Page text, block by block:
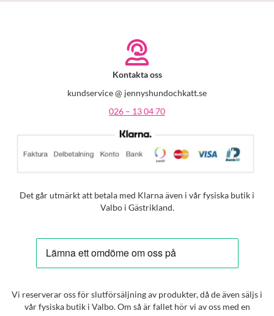
Kontakta oss
kundservice @ jennyshundochkatt.se
026 – 13 04 70
Det går utmärkt att betala med Klarna även i vår fysiska butik i
Valbo i Gästrikland.
Vi reserverar oss för slutförsäljning av produkter, då de även säljs i
vår fysiska butik i Valbo. Om så är fallet hör vi av oss med en